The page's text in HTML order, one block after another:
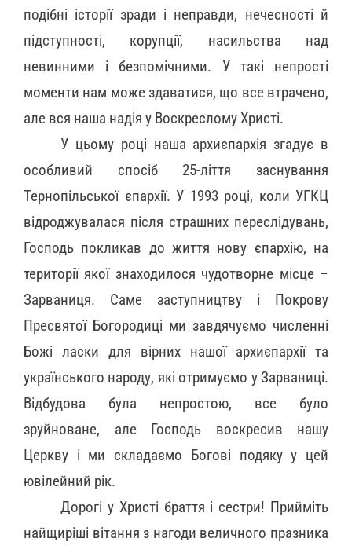
подібні історії зради і неправди, нечесності й
підступності, корупції, насильства над
невинними і безпомічними. У такі непрості
моменти нам може здаватися, що все втрачено,
але вся наша надія у Воскреслому Христі.
У цьому році наша архиєпархія згадує в
особливий спосіб 25-ліття заснування
Тернопільської єпархії. У 1993 році, коли УГКЦ
відроджувалася після страшних переслідувань,
Господь покликав до життя нову єпархію, на
території якої знаходилося чудотворне місце –
Зарваниця. Саме заступництву і Покрову
Пресвятої Богородиці ми завдячуємо численні
Божі ласки для вірних нашої архиєпархії та
українського народу, які отримуємо у Зарваниці.
Відбудова була непростою, все було
зруйноване, але Господь воскресив нашу
Церкву і ми складаємо Богові подяку у цей
ювілейний рік.
Дорогі у Христі браття і сестри! Прийміть
найщиріші вітання з нагоди величного празника